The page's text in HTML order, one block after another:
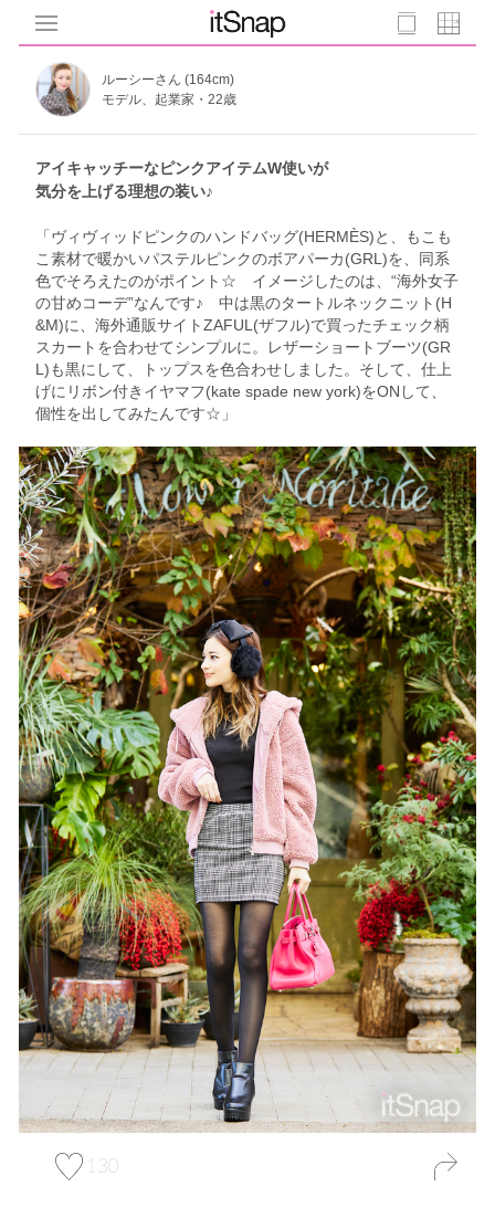
ルーシーさん (164cm)
モデル、起業家・22歳
アイキャッチーなピンクアイテムW使いが
気分を上げる理想の装い♪
「ヴィヴィッドピンクのハンドバッグ(HERMÈS)と、もこも
こ素材で暖かいパステルピンクのボアパーカ(GRL)を、同系
色でそろえたのがポイント☆ イメージしたのは、“海外女子
の甘めコーデ”なんです♪ 中は黒のタートルネックニット(H
&M)に、海外通販サイトZAFUL(ザフル)で買ったチェック柄
スカートを合わせてシンプルに。レザーショートブーツ(GR
L)も黒にして、トップスを色合わせしました。そして、仕上
げにリボン付きイヤマフ(kate spade new york)をONして、
個性を出してみたんです☆」
130